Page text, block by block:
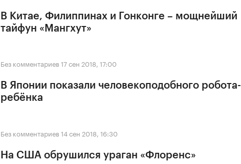
В Китае, Филиппинах и Гонконге – мощнейший
тайфун «Мангхут»
Без комментариев 17 сен 2018, 17:00
В Японии показали человекоподобного робота-
ребёнка
Без комментариев 14 сен 2018, 16:30
На США обрушился ураган «Флоренс»